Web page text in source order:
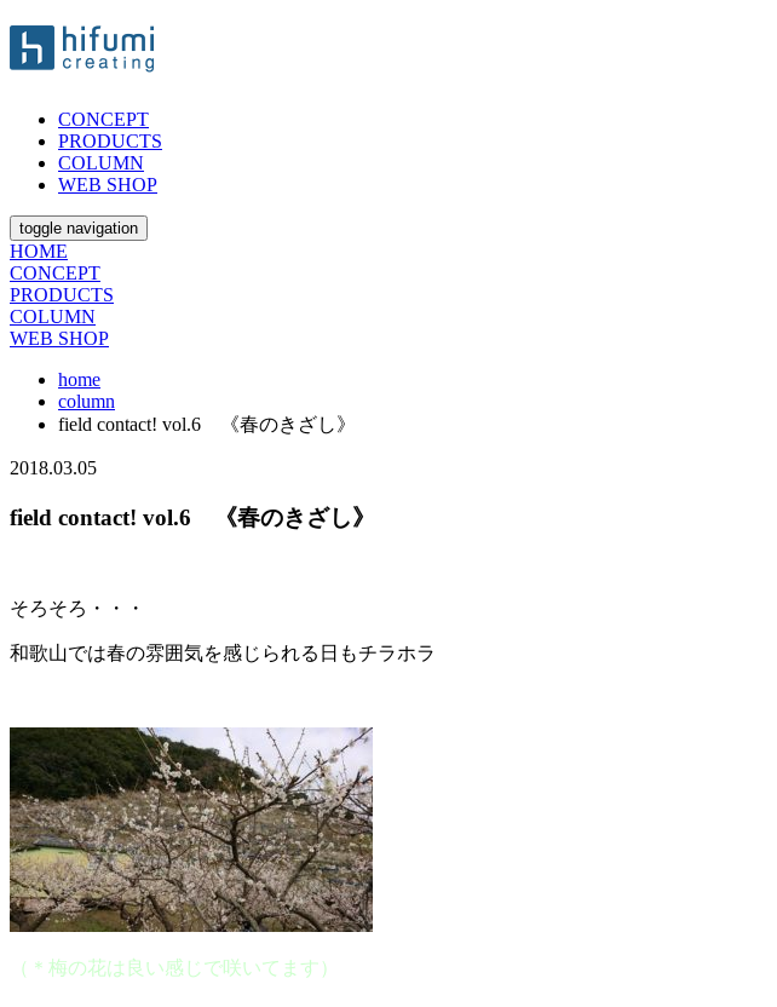
CONCEPT
PRODUCTS
COLUMN
WEB SHOP
toggle navigation
HOME
CONCEPT
PRODUCTS
COLUMN
WEB SHOP
home
column
field contact! vol.6 《春のきざし》
2018.03.05
field contact! vol.6 《春のきざし》
そろそろ・・・
和歌山では春の雰囲気を感じられる日もチラホラ
（＊梅の花は良い感じで咲いてます）